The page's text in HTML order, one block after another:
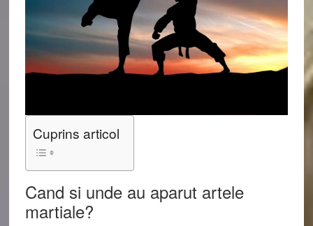
Cuprins articol
Cand si unde au aparut artele
martiale?